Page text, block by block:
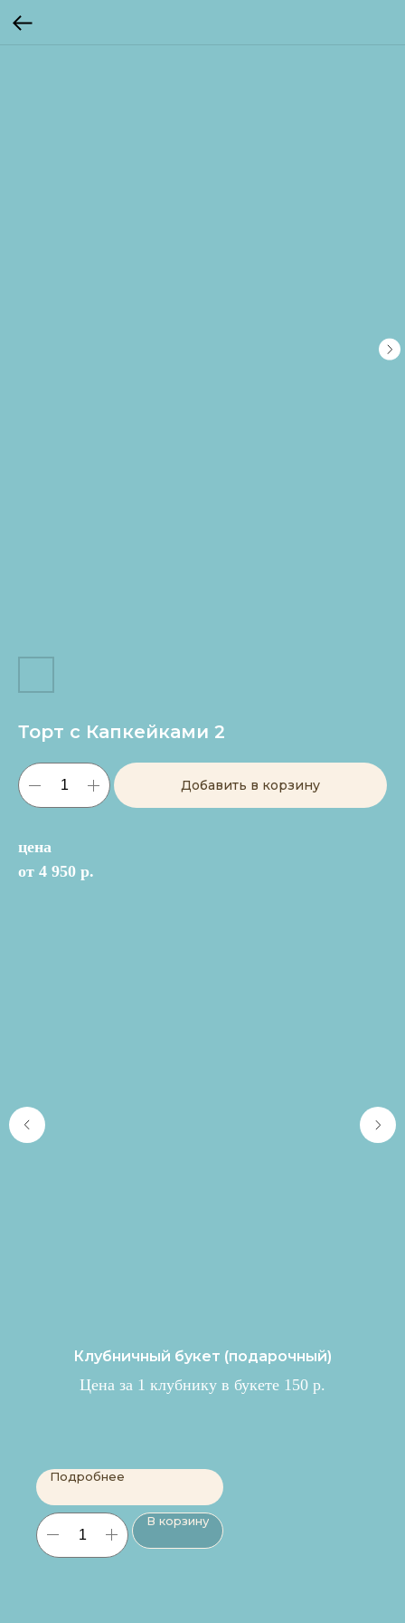
Торт с Капкейками 2
Добавить в корзину
цена
от 4 950 р.
Клубничный букет (подарочный)
Цена за 1 клубнику в букете 150 р.
Подробнее
В корзину